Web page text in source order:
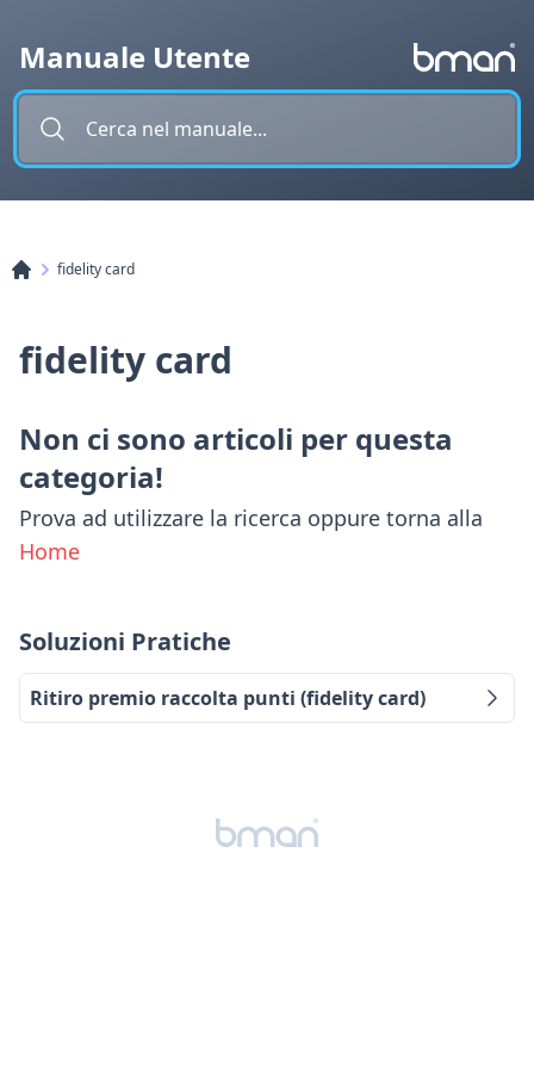
Manuale Utente
fidelity card
fidelity card
Non ci sono articoli per questa
categoria!
Prova ad utilizzare la ricerca oppure torna alla
Home
Soluzioni Pratiche
Ritiro premio raccolta punti (fidelity card)